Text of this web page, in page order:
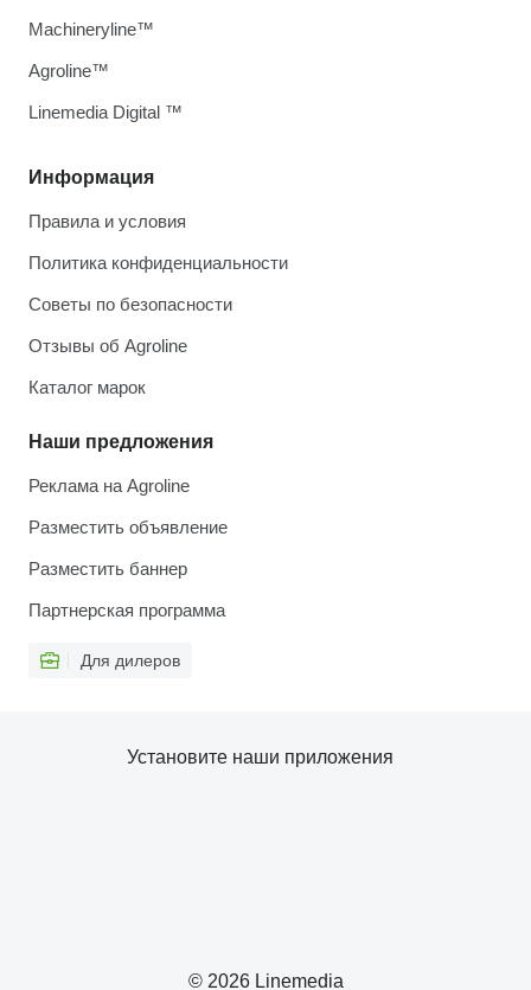
Информация
Правила и условия
Политика конфиденциальности
Советы по безопасности
Отзывы об Agroline
Каталог марок
Наши предложения
Реклама на Agroline
Разместить объявление
Разместить баннер
Партнерская программа
Для дилеров
Machineryline™
Agroline™
Linemedia Digital ™
© 2026 Linemedia
Установите наши приложения